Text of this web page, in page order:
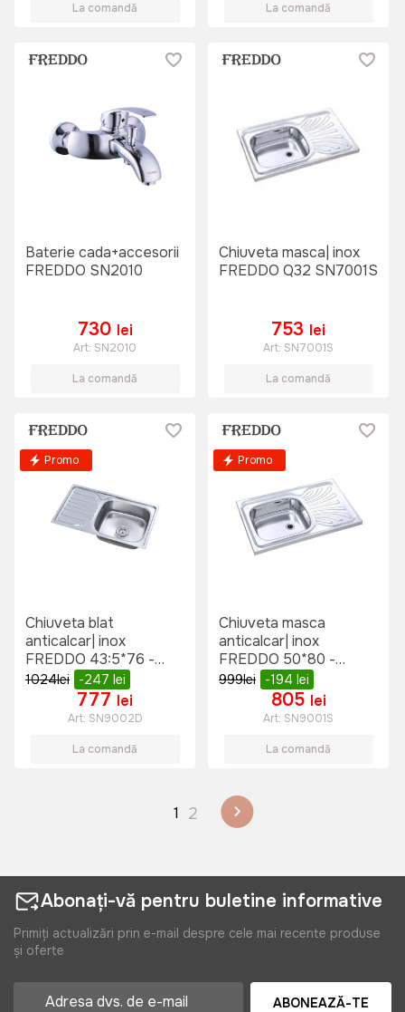
La comandă La comandă
Baterie cada+accesorii
FREDDO SN2010
730 lei
Art: SN2010
La comandă
Chiuveta masca| inox
FREDDO Q32 SN7001S
753 lei
Art: SN7001S
La comandă
Promo
Chiuveta blat
anticalcar| inox
FREDDO 43:5*76 -
0:6(304) E SN9002D
1024lei -247 lei
777 lei
Art: SN9002D
La comandă
Promo
Chiuveta masca
anticalcar| inox
FREDDO 50*80 -
0:6(304) EC SN9001S
999lei -194 lei
805 lei
Art: SN9001S
La comandă
1 2
Abonați-vă pentru buletine informative
Primiți actualizări prin e-mail despre cele mai recente produse
și oferte
ABONEAZĂ-TE